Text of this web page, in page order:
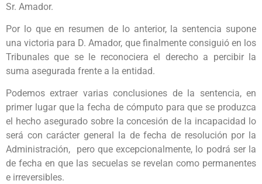
Sr. Amador.
Por lo que en resumen de lo anterior, la sentencia supone
una victoria para D. Amador, que finalmente consiguió en los
Tribunales que se le reconociera el derecho a percibir la
suma asegurada frente a la entidad.
Podemos extraer varias conclusiones de la sentencia, en
primer lugar que la fecha de cómputo para que se produzca
el hecho asegurado sobre la concesión de la incapacidad lo
será con carácter general la de fecha de resolución por la
Administración, pero que excepcionalmente, lo podrá ser la
de fecha en que las secuelas se revelan como permanentes
e irreversibles.